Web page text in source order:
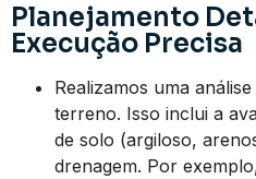
Planejamento
Execução Precisa
Realizamos uma
terreno. Isso inclui a
de solo (argiloso,
drenagem. Por